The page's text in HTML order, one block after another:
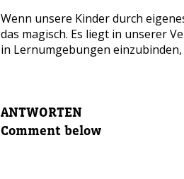
Wenn unsere Kinder durch
das magisch. Es liegt in unserer
in Lernumgebungen einzubinden,
ANTWORTEN
Comment below
Hinterlassen Sie
Eltern E-Mail